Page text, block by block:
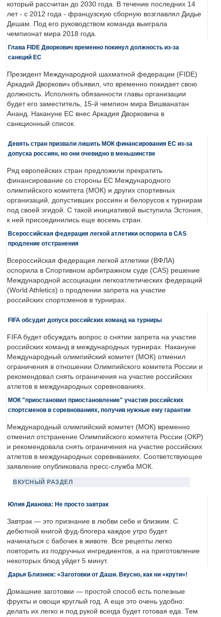
который рассчитан до 2030 года. В течение последних 14
лет - с 2012 года - французскую сборную возглавлял Дидье
Дешам. Под его руководством команда выиграла
чемпионат мира 2018 года.
Глава FIDE Дворкович временно покинул должность из-за
санкций ЕС
Президент Международной шахматной федерации (FIDE)
Аркадий Дворкович объявил, что временно покидает свою
должность. Исполнять обязанности главы организации
будет его заместитель, 15-й чемпион мира Вишванатан
Ананд. Накануне ЕС внес Аркадия Дворковича в
санкционный список.
Девять стран призвали лишить МОК финансирования ЕС из-за
допуска россиян, но они очевидно в меньшинстве
Ряд европейских стран предложили прекратить
финансирование со стороны ЕС Международного
олимпийского комитета (МОК) и других спортивных
организаций, допустивших россиян и белорусов к турнирам
под своей эгидой. С такой инициативой выступила Эстония,
к ней присоединились еще восемь стран.
Всероссийская федерация легкой атлетики оспорила в CAS
продление отстранения
Всероссийская федерация легкой атлетики (ВФЛА)
оспорила в Спортивном арбитражном суде (CAS) решение
Международной ассоциации легкоатлетических федераций
(World Athletics) о продлении запрета на участие
российских спортсменов в турнирах.
FIFA обсудит допуск российских команд на турниры
FIFA будет обсуждать вопрос о снятии запрета на участие
российских команд в международных турнирах. Накануне
Международный олимпийский комитет (МОК) отменил
ограничения в отношении Олимпийского комитета России и
рекомендовал снять ограничения на участие российских
атлетов в международных соревнованиях.
МОК "приостановил приостановление" участия российских
спортсменов в соревнованиях, получив нужные ему гарантии
Международный олимпийский комитет (МОК) временно
отменил отстранение Олимпийского комитета России (ОКР)
и рекомендовала снять ограничения на участие российских
атлетов в международных соревнваниях. Соответствующее
заявление опубликовала пресс-служба МОК.
ВКУСНЫЙ РАЗДЕЛ
Юлия Дианова: Не просто завтрак
Завтрак — это признание в любви себе и близким. С
дебютной книгой фуд-блогера каждое утро будет
начинаться с бабочек в животе. Все рецепты легко
повторить из подручных ингредиентов, а на приготовление
некоторых блюд уйдет 5 минут.
Дарья Близнюк: «Заготовки от Даши. Вкусно, как ни «крути»!
Домашние заготовки — простой способ есть полезные
фрукты и овощи круглый год. А еще это очень удобно:
делать их легко и под рукой всегда будет готовая еда. Тем